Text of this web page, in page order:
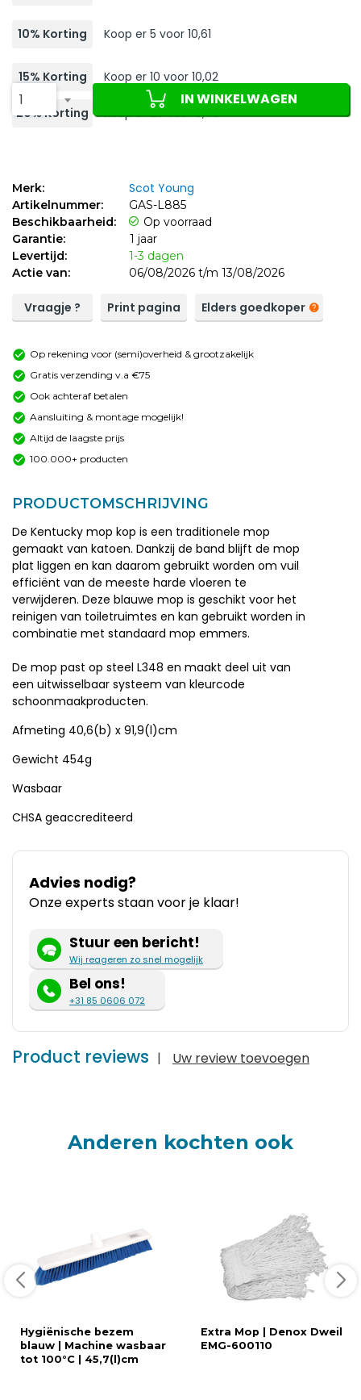
10% Korting Koop er 5 voor 10,61
15% Korting Koop er 10 voor 10,02
20% Korting Koop er 20 voor 9,43
1 IN WINKELWAGEN
Merk: Scot Young
Artikelnummer:
GAS-L885
Beschikbaarheid:
Op voorraad
Garantie:
1 jaar
Levertijd:
1-3 dagen
Actie van:
06/08/2026 t/m 13/08/2026
Vraagje ? Print pagina Elders goedkoper
Op rekening voor (semi)overheid & grootzakelijk
Gratis verzending v.a €75
Ook achteraf betalen
Aansluiting & montage mogelijk!
Altijd de laagste prijs
100.000+ producten
PRODUCTOMSCHRIJVING
De Kentucky mop kop is een traditionele mop
gemaakt van katoen. Dankzij de band blijft de mop
plat liggen en kan daarom gebruikt worden om vuil
efficiënt van de meeste harde vloeren te
verwijderen. Deze blauwe mop is geschikt voor het
reinigen van toiletruimtes en kan gebruikt worden in
combinatie met standaard mop emmers.
De mop past op steel L348 en maakt deel uit van
een uitwisselbaar systeem van kleurcode
schoonmaakproducten.
Afmeting 40,6(b) x 91,9(l)cm
Gewicht 454g
Wasbaar
CHSA geaccrediteerd
Advies nodig?
Onze experts staan voor je klaar!
Stuur een bericht!
Wij reageren zo snel mogelijk
Bel ons!
+31 85 0606 072
Product reviews | Uw review toevoegen
Anderen kochten ook
Hygiënische bezem
blauw | Machine wasbaar
tot 100°C | 45,7(l)cm
Extra Mop | Denox Dweil
EMG-600110